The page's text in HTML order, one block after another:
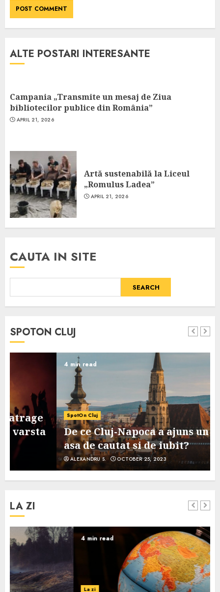
ALTE POSTARI INTERESANTE
Campania „Transmite un mesaj de Ziua
bibliotecilor publice din România”
APRIL 21, 2026
Artă sustenabilă la Liceul
„Romulus Ladea”
APRIL 21, 2026
CAUTA IN SITE
SEARCH
SPOTON CLUJ
SpotOn Cluj
De ce Cluj-Napoca a ajuns un oras
asa de cautat si de iubit?
ALEXANDRU S. OCTOBER 25, 2023
LA ZI
4 min read
La zi